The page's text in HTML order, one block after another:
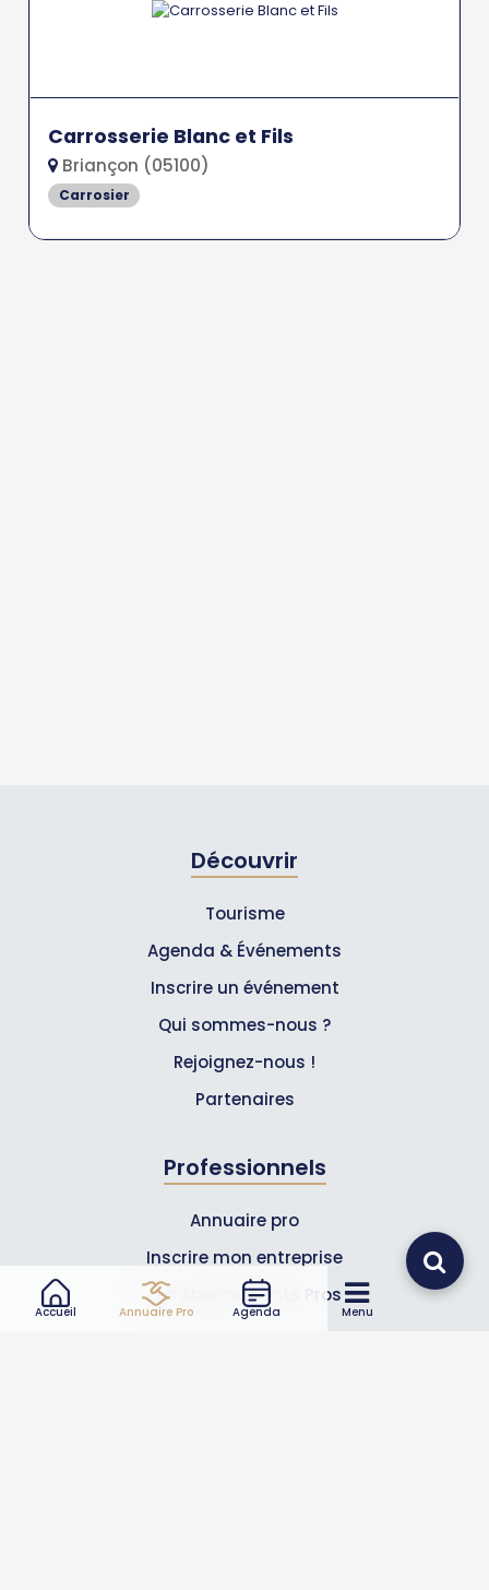
Accueil Annuaire Pro Agenda Menu
Carrosserie Blanc et Fils
Briançon (05100)
Carrosier
Découvrir
Tourisme
Agenda & Événements
Inscrire un événement
Qui sommes-nous ?
Rejoignez-nous !
Partenaires
Professionnels
Annuaire pro
Inscrire mon entreprise
Les Abonnements Pros